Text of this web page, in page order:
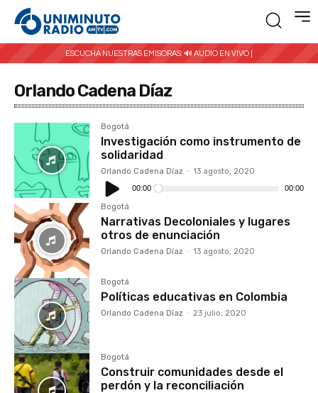
ESCUCHA NUESTRAS EMISORAS: 🔊 AUDIO EN VIVO |
Orlando Cadena Díaz
Bogotá
Investigación como instrumento de
solidaridad
Orlando Cadena Díaz - 13 agosto, 2020
Reproductor
de
audio
00:00 00:00
Bogotá
Narrativas Decoloniales y lugares
otros de enunciación
Orlando Cadena Díaz - 13 agosto, 2020
Bogotá
Políticas educativas en Colombia
Orlando Cadena Díaz - 23 julio, 2020
Bogotá
Construir comunidades desde el
perdón y la reconciliación